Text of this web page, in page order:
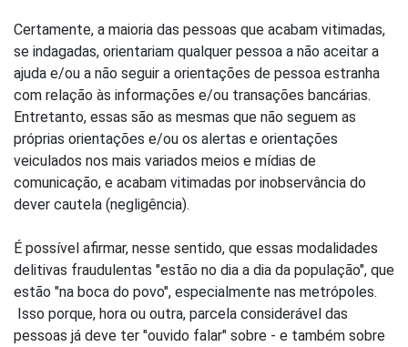
Certamente, a maioria das pessoas que acabam vitimadas,
se indagadas, orientariam qualquer pessoa a não aceitar a
ajuda e/ou a não seguir a orientações de pessoa estranha
com relação às informações e/ou transações bancárias.
Entretanto, essas são as mesmas que não seguem as
próprias orientações e/ou os alertas e orientações
veiculados nos mais variados meios e mídias de
comunicação, e acabam vitimadas por inobservância do
dever cautela (negligência).
É possível afirmar, nesse sentido, que essas modalidades
delitivas fraudulentas "estão no dia a dia da população", que
estão "na boca do povo", especialmente nas metrópoles.
Isso porque, hora ou outra, parcela considerável das
pessoas já deve ter "ouvido falar" sobre - e também sobre